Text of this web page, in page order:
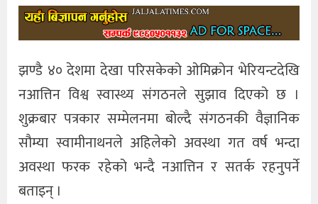
झण्डै ४० देशमा देखा परिसकेको ओमिक्रोन भेरियन्टदेखि
नआत्तिन विश्व स्वास्थ्य संगठनले सुझाव दिएको छ ।
शुक्रबार पत्रकार सम्मेलनमा बोल्दै संगठनकी वैज्ञानिक
सौम्या स्वामीनाथनले अहिलेको अवस्था गत वर्ष भन्दा
अवस्था फरक रहेको भन्दै नआत्तिन र सतर्क रहनुपर्ने
बताइन् ।